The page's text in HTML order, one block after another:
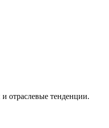
отраслевые тенденции.